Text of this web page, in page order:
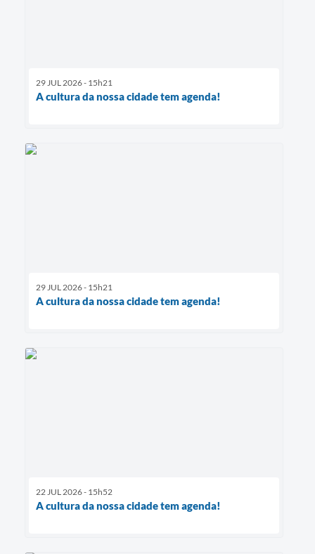
29 JUL 2026 - 15h21
A cultura da nossa cidade tem agenda!
29 JUL 2026 - 15h21
A cultura da nossa cidade tem agenda!
22 JUL 2026 - 15h52
A cultura da nossa cidade tem agenda!